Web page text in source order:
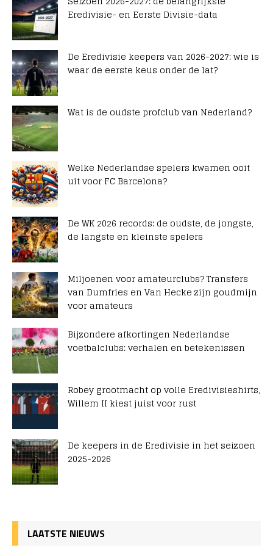
Eredivisie- en Eerste Divisie-data
De Eredivisie keepers van 2026-2027: wie is
waar de eerste keus onder de lat?
Wat is de oudste profclub van Nederland?
Welke Nederlandse spelers kwamen ooit
uit voor FC Barcelona?
De WK 2026 records: de oudste, de jongste,
de langste en kleinste spelers
Miljoenen voor amateurclubs? Transfers
van Dumfries en Van Hecke zijn goudmijn
voor amateurs
Bijzondere afkortingen Nederlandse
voetbalclubs: verhalen en betekenissen
Robey grootmacht op volle Eredivisieshirts,
Willem II kiest juist voor rust
De keepers in de Eredivisie in het seizoen
2025-2026
LAATSTE NIEUWS